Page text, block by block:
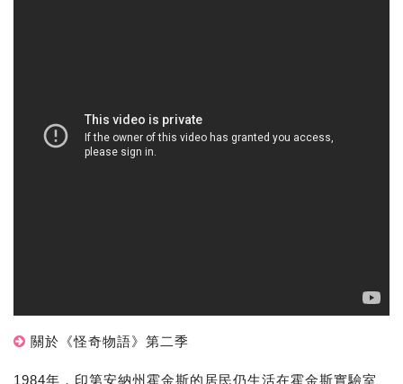
關於《怪奇物語》第二季
1984年，印第安納州霍金斯的居民仍生活在霍金斯實驗室